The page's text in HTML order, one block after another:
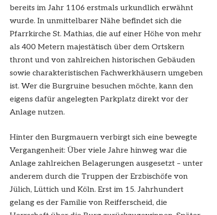
bereits im Jahr 1106 erstmals urkundlich erwähnt
wurde. In unmittelbarer Nähe befindet sich die
Pfarrkirche St. Mathias, die auf einer Höhe von mehr
als 400 Metern majestätisch über dem Ortskern
thront und von zahlreichen historischen Gebäuden
sowie charakteristischen Fachwerkhäusern umgeben
ist. Wer die Burgruine besuchen möchte, kann den
eigens dafür angelegten Parkplatz direkt vor der
Anlage nutzen.
Hinter den Burgmauern verbirgt sich eine bewegte
Vergangenheit: Über viele Jahre hinweg war die
Anlage zahlreichen Belagerungen ausgesetzt – unter
anderem durch die Truppen der Erzbischöfe von
Jülich, Lüttich und Köln. Erst im 15. Jahrhundert
gelang es der Familie von Reifferscheid, die